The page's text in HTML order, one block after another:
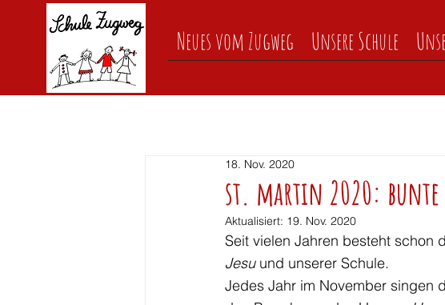
Neues vom Zugweg Unsere Schule
st. martin 2020:
18. Nov. 2020
Aktualisiert: 19. Nov. 2020
Seit vielen Jahren besteht schon
Jesu und unserer Schule.
Jedes Jahr im November singen